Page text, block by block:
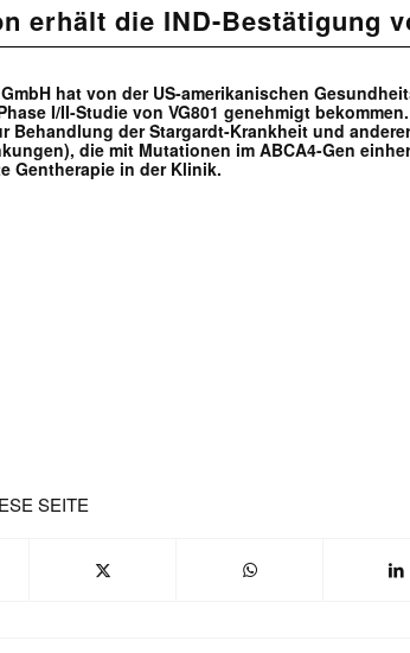
erhält die IND-Bestätigung
hat von der US-amerikanischen
I/II-Studie von VG801 genehmigt
Behandlung der Stargardt-Krankheit und
die mit Mutationen im ABCA4-Gen
Gentherapie in der Klinik.
SEITE